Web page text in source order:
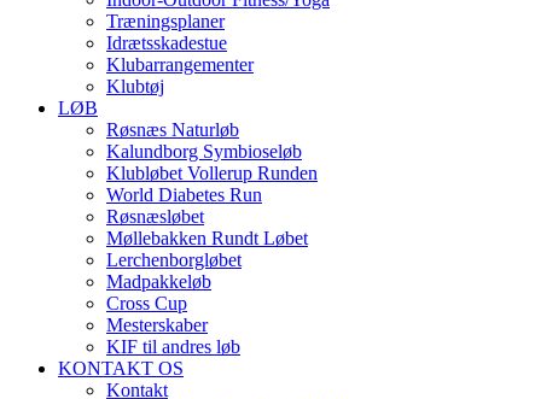
Træningsplaner
Idrætsskadestue
Klubarrangementer
Klubtøj
LØB
Røsnæs Naturløb
Kalundborg Symbioseløb
Klubløbet Vollerup Runden
World Diabetes Run
Røsnæsløbet
Møllebakken Rundt Løbet
Lerchenborgløbet
Madpakkeløb
Cross Cup
Mesterskaber
KIF til andres løb
KONTAKT OS
Kontakt